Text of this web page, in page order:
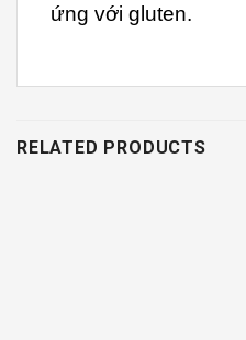
ứng với gluten.
RELATED PRODUCTS